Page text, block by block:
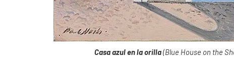
Casa azul en la orilla(Blue House on the